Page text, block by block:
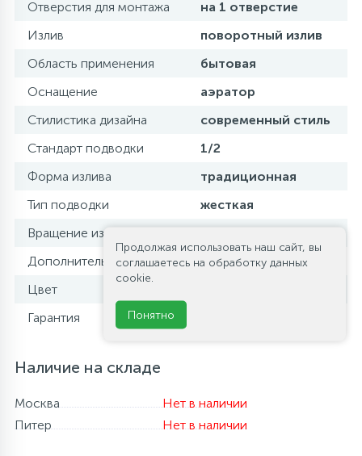
Отверстия для монтажа
на 1 отверстие
Излив
поворотный излив
Область применения
бытовая
Оснащение
аэратор
Стилистика дизайна
современный стиль
Стандарт подводки
1/2
Форма излива
традиционная
Тип подводки
жесткая
Вращение излива
Дополнительные функции
девиатор
Цвет
Гарантия
Наличие на складе
Москва
Нет в наличии
Питер
Нет в наличии
Продолжая использовать наш сайт, вы
соглашаетесь на обработку данных
cookie.
Понятно